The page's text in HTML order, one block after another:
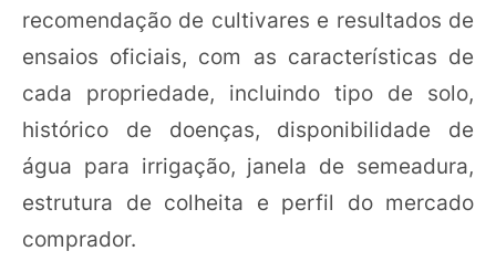
recomendação de cultivares e resultados de
ensaios oficiais, com as características de
cada propriedade, incluindo tipo de solo,
histórico de doenças, disponibilidade de
água para irrigação, janela de semeadura,
estrutura de colheita e perfil do mercado
comprador.